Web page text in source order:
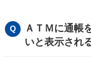
ＡＴＭに通帳
いと表示され